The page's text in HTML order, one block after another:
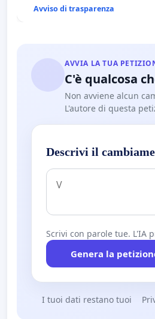
Avviso di trasparenza
AVVIA LA TUA
C'è qualcosa
Non avviene alcun
L'autore di questa
Descrivi il
Scrivi con parole tue. L'IA
Genera la
I tuoi dati restano tuoi